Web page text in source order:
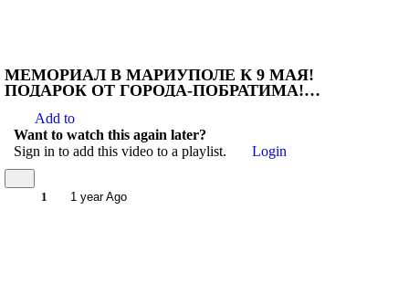
МЕМОРИАЛ В МАРИУПОЛЕ К 9 МАЯ!
ПОДАРОК ОТ ГОРОДА-ПОБРАТИМА!
Add to
Want to watch this again later?
Sign in to add this video to a playlist.
Login
1 1 year Ago